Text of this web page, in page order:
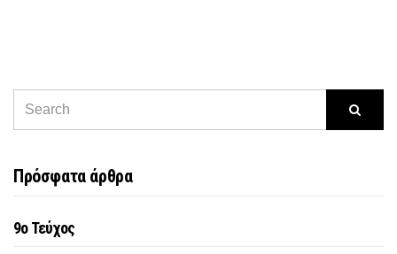
Πρόσφατα άρθρα
9o Τεύχος